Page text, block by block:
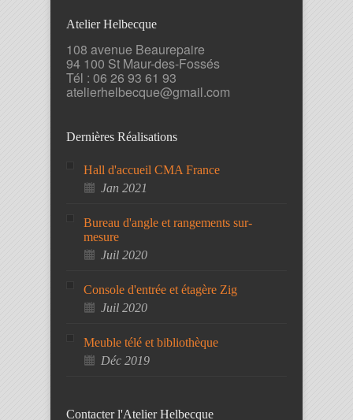
Atelier Helbecque
108 avenue Beaurepaire
94 100 St Maur-des-Fossés
Tél : 06 26 93 61 93
atelierhelbecque@gmail.com
Dernières Réalisations
Hall d'accueil CMA France
Jan 2021
Bureau d'angle et rangements sur-
mesure
Juil 2020
Console d'entrée et étagère Zig
Juil 2020
Meuble télé et bibliothèque
Déc 2019
Contacter l'Atelier Helbecque